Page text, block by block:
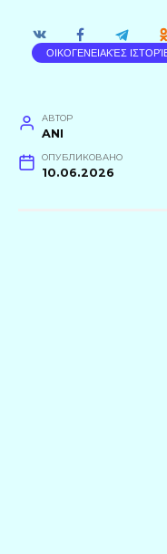
ΟΙΚΟΓΕΝΕΙΑΚΈΣ
АВТОР
ANI
ОПУБЛИКОВАНО
10.06.2026